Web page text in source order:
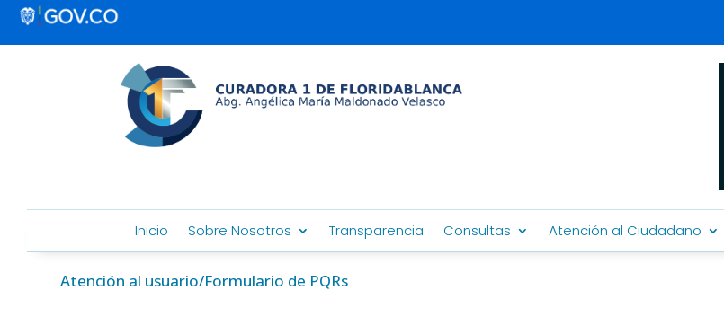
Inicio Sobre Nosotros Transparencia Consultas Atención al Ciudadano
Atención al usuario/Formulario de PQRs